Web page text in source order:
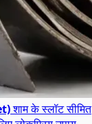
शाम के स्लॉट सीमित